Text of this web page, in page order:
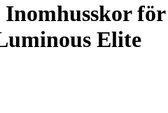
Inomhusskor för
Elite